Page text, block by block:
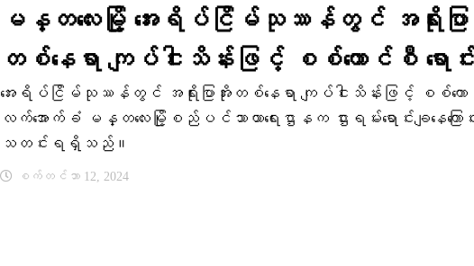
မန္တလေးမြို့ အေးရိပ်ငြိမ်သုဿန်တွင် အရိုးပြာ
တစ်နေရာ ကျပ်ငါးသိန်းဖြင့် စစ်ကောင်စီ ရောင်
အေးရိပ်ငြိမ်သုဿန်တွင် အရိုးပြာအိုးတစ်နေရာ ကျပ်ငါးသိန်းဖြင့် စစ်ကေ
လက်အောက်ခံ မန္တလေးမြို့စည်ပင်သာယာရေးဌာနက ဌားရမ်းရောင်းချနေကြော
သတင်းရရှိသည်။
စက်တင်ဘာ 12, 2024